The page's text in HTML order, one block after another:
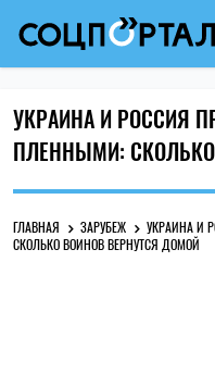
УКРАИНА И РОССИЯ
ПЛЕННЫМИ:
ГЛАВНАЯ ЗАРУБЕЖ
УКРАИНА И
СКОЛЬКО ВОИНОВ ВЕРНУТСЯ ДОМОЙ